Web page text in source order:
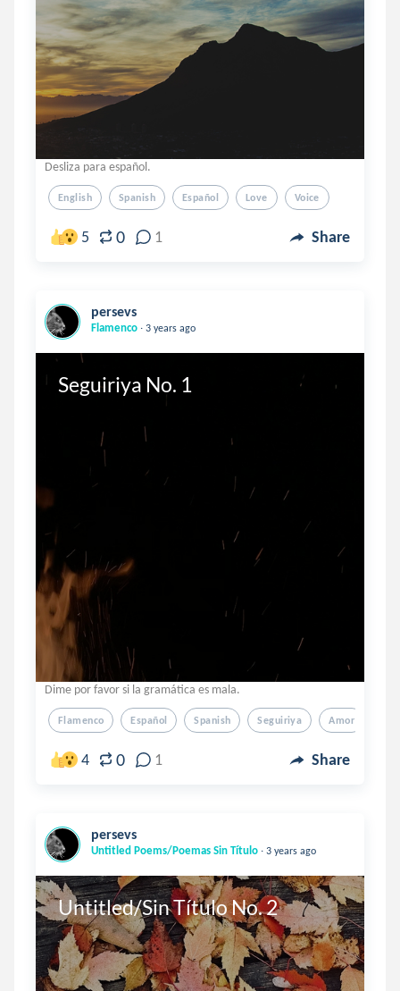
Desliza para español.
English Spanish Español Love Voice
5 0 1 Share
persevs
Flamenco . 3 years ago
Seguiriya No. 1
Dime por favor si la gramática es mala.
Flamenco Español Spanish Seguiriya Amor
4 0 1 Share
persevs
Untitled Poems/Poemas Sin Título . 3 years ago
Untitled/Sin Título No. 2